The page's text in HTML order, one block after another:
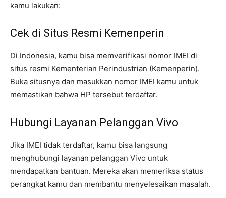
kamu lakukan:
Cek di Situs Resmi Kemenperin
Di Indonesia, kamu bisa memverifikasi nomor IMEI di
situs resmi Kementerian Perindustrian (Kemenperin).
Buka situsnya dan masukkan nomor IMEI kamu untuk
memastikan bahwa HP tersebut terdaftar.
Hubungi Layanan Pelanggan Vivo
Jika IMEI tidak terdaftar, kamu bisa langsung
menghubungi layanan pelanggan Vivo untuk
mendapatkan bantuan. Mereka akan memeriksa status
perangkat kamu dan membantu menyelesaikan masalah.